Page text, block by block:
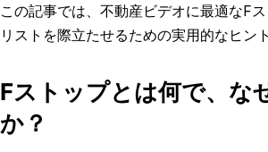
この記事では、不動産ビデオに最適なF
リストを際立たせるための実用的なヒン
Fストップとは何で、な
か？